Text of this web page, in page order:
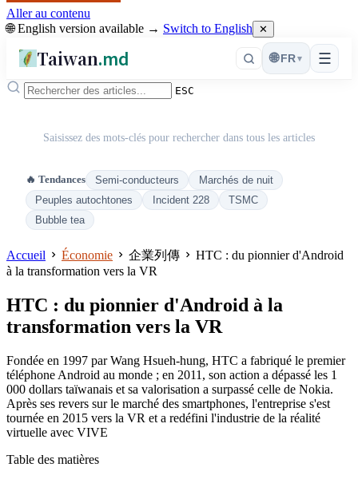
Aller au contenu
🌐 English version available → Switch to English ✕
Taiwan.md ☰
🌐 FR ▾
ESC
Saisissez des mots-clés pour rechercher dans tous les articles
🔥 Tendances Semi-conducteurs
Marchés de nuit
Peuples autochtones
Incident 228
TSMC
Bubble tea
Accueil Économie 企業列傳
HTC : du pionnier d'Android
à la transformation vers la VR
HTC : du pionnier d'Android à la
transformation vers la VR
Fondée en 1997 par Wang Hsueh-hung, HTC a fabriqué le premier
téléphone Android au monde ; en 2011, son action a dépassé les 1
000 dollars taïwanais et sa valorisation a surpassé celle de Nokia.
Après ses revers sur le marché des smartphones, l'entreprise s'est
tournée en 2015 vers la VR et a redéfini l'industrie de la réalité
virtuelle avec VIVE
Table des matières